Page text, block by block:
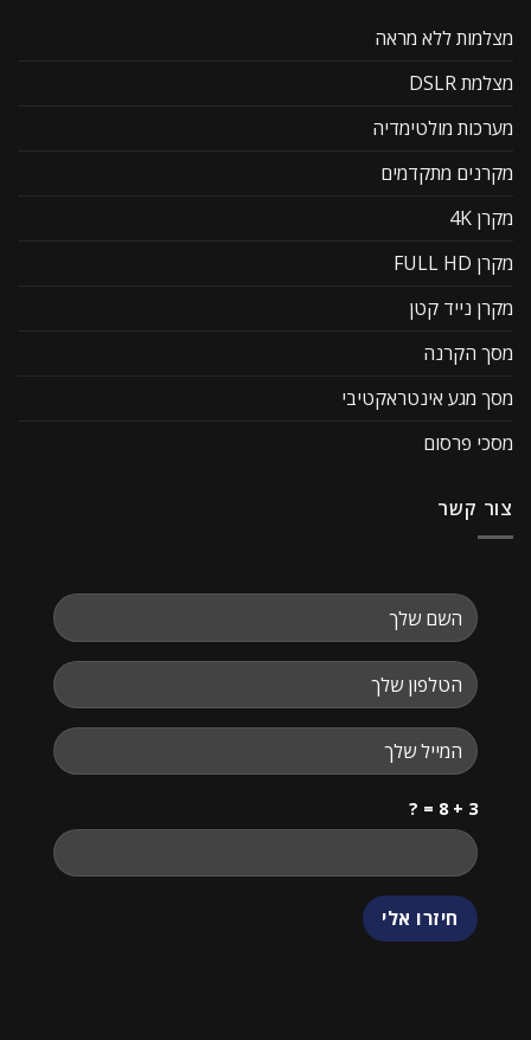
מצלמות ללא מראה
מצלמת DSLR
מערכות מולטימדיה
מקרנים מתקדמים
מקרן 4K
מקרן FULL HD
מקרן נייד קטן
מסך הקרנה
מסך מגע אינטראקטיבי
מסכי פרסום
צור קשר
3 + 8 = ?